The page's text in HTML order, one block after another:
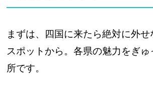
まずは、四国に来たら絶対に外
スポットから。各県の魅力をぎ
所です。